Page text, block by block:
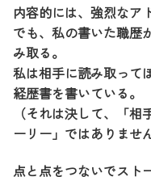
内容的には、強烈なア
でも、私の書いた職歴
み取る。
私は相手に読み取って
経歴書を書いている。
（それは決して、「
ーリー」ではありませ
点と点をつないでスト